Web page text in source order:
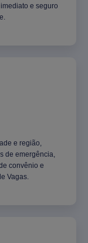
e seguro
e região,
de emergência,
convênio e
Vagas.